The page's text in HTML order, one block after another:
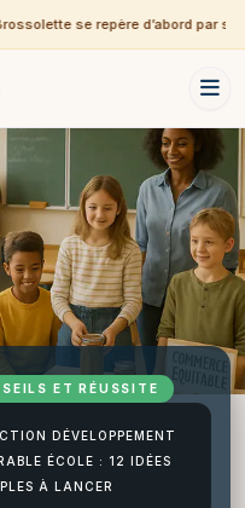
se repère d’abord par sa
ET RÉUSSITE
DÉVELOPPEMENT
ÉCOLE : 12 IDÉES
À LANCER